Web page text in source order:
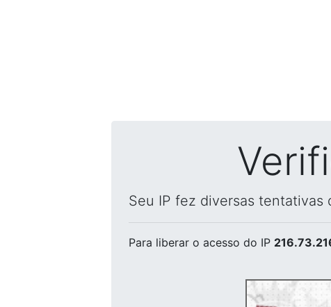
Seu IP fez diversas tentativas
Para liberar o acesso do IP